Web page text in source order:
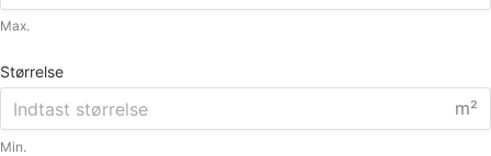
Max.
Størrelse
m²
Min.